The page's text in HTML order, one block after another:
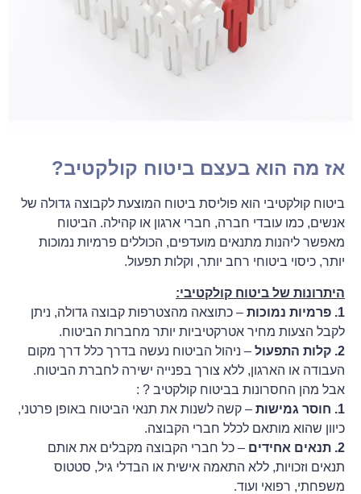
אז מה הוא בעצם ביטוח קולקטיב?
ביטוח קולקטיבי הוא פוליסת ביטוח המוצעת לקבוצה גדולה של
אנשים, כמו עובדי חברה, חברי ארגון או קהילה. הביטוח
מאפשר ליהנות מתנאים מועדפים, הכוללים פרמיות נמוכות
יותר, כיסוי ביטוחי רחב יותר, וקלות תפעול.
היתרונות של ביטוח קולקטיבי:
1. פרמיות נמוכות
– כתוצאה מהצטרפות קבוצה גדולה, ניתן
לקבל הצעות מחיר אטרקטיביות יותר מחברות הביטוח.
2. קלות התפעול
– ניהול הביטוח נעשה בדרך כלל דרך מקום
העבודה או הארגון, ללא צורך בפנייה ישירה לחברת הביטוח.
אבל מהן החסרונות בביטוח קולקטיב ? :
1. חוסר גמישות
– קשה לשנות את תנאי הביטוח באופן פרטני,
כיוון שהוא מותאם לכלל חברי הקבוצה.
2. תנאים אחידים
– כל חברי הקבוצה מקבלים את אותם
תנאים וזכויות, ללא התאמה אישית או הבדלי גיל, סטטוס
משפחתי, רפואי ועוד.